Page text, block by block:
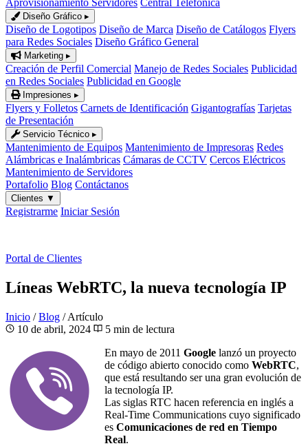
Aprovisionamiento Servidores Central Telefónica
Diseño Gráfico ▸
Diseño de Logotipos Diseño de Marca Diseño de Catálogos Flyers
para Redes Sociales Diseño Gráfico General
Marketing ▸
Creación de Perfil Comercial Manejo de Redes Sociales Publicidad
en Redes Sociales Publicidad en Google
Impresiones ▸
Flyers y Folletos Carnets de Identificación Gigantografías Tarjetas
de Presentación
Servicio Técnico ▸
Mantenimiento de Equipos Mantenimiento de Impresoras Redes
Alámbricas e Inalámbricas Cámaras de CCTV Cercos Eléctricos
Mantenimiento de Servidores
Portafolio Blog Contáctanos
Clientes ▼
Registrarme Iniciar Sesión
Portal de Clientes
Líneas WebRTC, la nueva tecnología IP
Inicio / Blog /Artículo
10 de abril, 2024
5 min de lectura
En mayo de 2011 Google lanzó un proyecto
de código abierto conocido como WebRTC,
que está resultando ser una gran evolución de
la tecnología IP.
Las siglas RTC hacen referencia en inglés a
Real-Time Communications cuyo significado
es Comunicaciones de red en Tiempo
Real.